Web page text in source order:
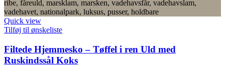
Quick view
Tilføj til ønskeliste
Filtede Hjemmesko – Tøffel i ren Uld med
Ruskindssål Koks